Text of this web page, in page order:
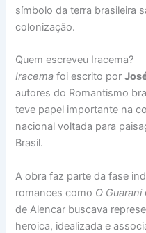
símbolo da terra brasileira
colonização.
Quem escreveu Iracema?
Iracema foi escrito por
autores do Romantismo
teve papel importante na
nacional voltada para
Brasil.
A obra faz parte da fase
romances como O Guarani
de Alencar buscava
heroica, idealizada e